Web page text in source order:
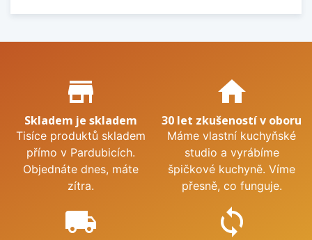
Proč nakupovat u nás?
store_mall_directory
Skladem je skladem
Tisíce produktů skladem
přímo v Pardubicích.
Objednáte dnes, máte
zítra.
home
30 let zkušeností v oboru
Máme vlastní kuchyňské
studio a vyrábíme
špičkové kuchyně. Víme
přesně, co funguje.
local_shipping sync